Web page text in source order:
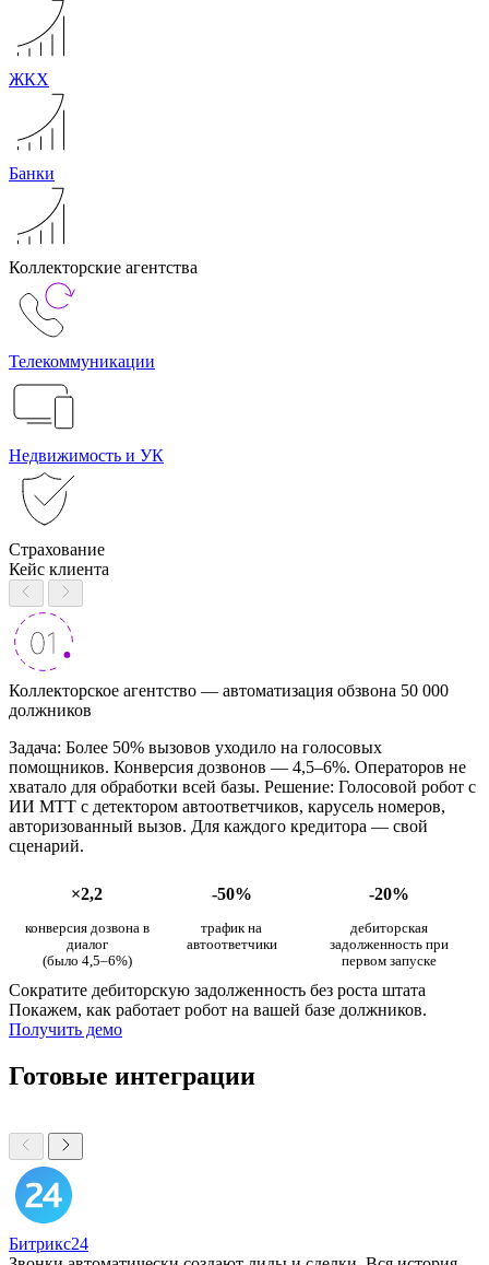
ЖКХ
Банки
Коллекторские агентства
Телекоммуникации
Недвижимость и УК
Страхование
Кейс клиента
Коллекторское агентство — автоматизация обзвона 50 000
должников
Задача: Более 50% вызовов уходило на голосовых
помощников. Конверсия дозвонов — 4,5–6%. Операторов не
хватало для обработки всей базы. Решение: Голосовой робот с
ИИ МТТ с детектором автоответчиков, карусель номеров,
авторизованный вызов. Для каждого кредитора — свой
сценарий.
×2,2 -50% -20%
конверсия дозвона в
диалог
(было 4,5–6%)
трафик на
автоответчики
дебиторская
задолженность при
первом запуске
Сократите дебиторскую задолженность без роста штата
Покажем, как работает робот на вашей базе должников.
Получить демо
Готовые интеграции
Битрикс24